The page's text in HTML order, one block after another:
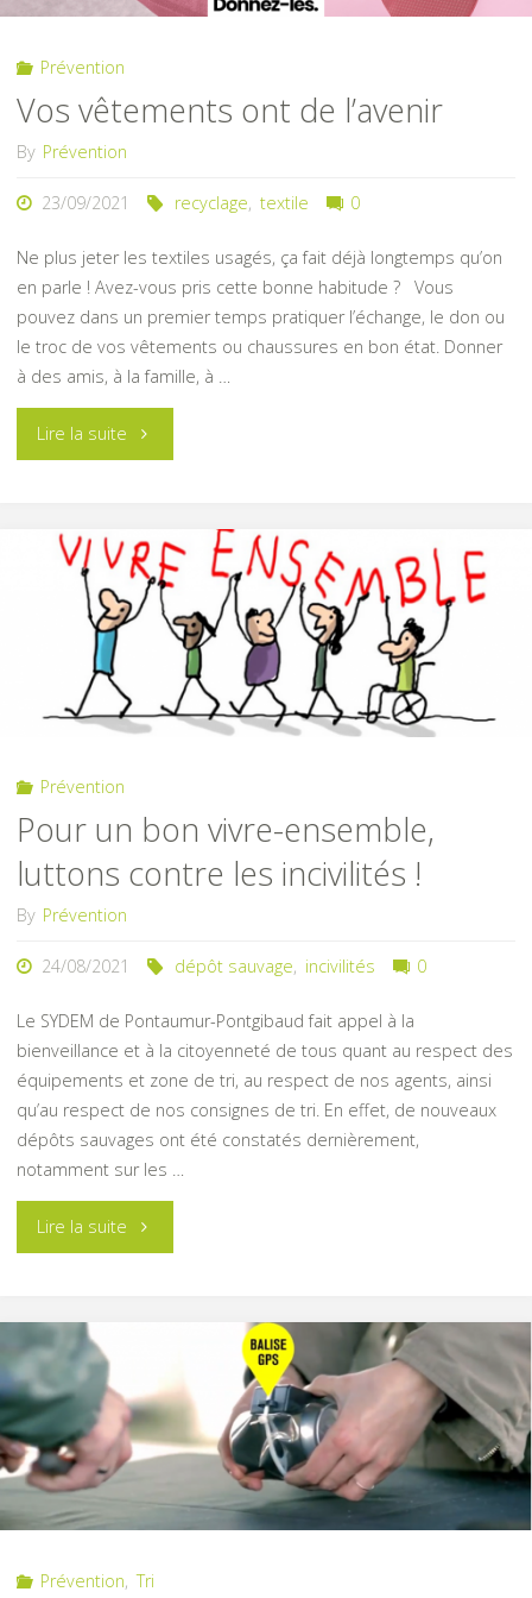
Prévention
Vos vêtements ont de l’avenir
By Prévention
23/09/2021 recyclage, textile 0
Ne plus jeter les textiles usagés, ça fait déjà longtemps qu’on
en parle ! Avez-vous pris cette bonne habitude ? Vous
pouvez dans un premier temps pratiquer l’échange, le don ou
le troc de vos vêtements ou chaussures en bon état. Donner
à des amis, à la famille, à …
Lire la suite"Vos
de
l’avenir"
Prévention
Pour un bon vivre-ensemble,
luttons contre les incivilités !
By Prévention
24/08/2021 dépôt sauvage, incivilités 0
Le SYDEM de Pontaumur-Pontgibaud fait appel à la
bienveillance et à la citoyenneté de tous quant au respect des
équipements et zone de tri, au respect de nos agents, ainsi
qu’au respect de nos consignes de tri. En effet, de nouveaux
dépôts sauvages ont été constatés dernièrement,
notamment sur les …
Lire la suite"Pour
ensemble,
contre
les
Prévention, Tri